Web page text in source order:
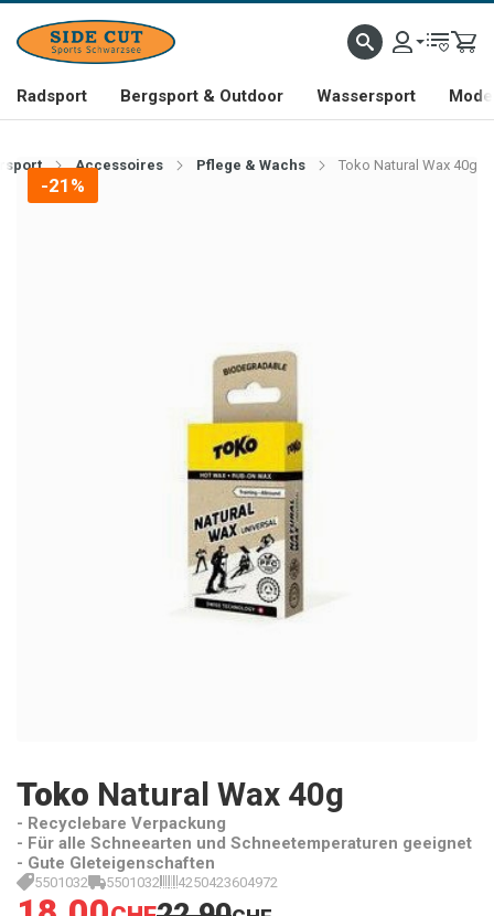
Radsport Bergsport & Outdoor Wassersport
Accessoires Pflege & Wachs Toko Natural Wax 40g
-21%
Toko Natural Wax 40g
- Recyclebare Verpackung
- Für alle Schneearten und Schneetemperaturen geeignet
- Gute Gleteigenschaften
5501032 5501032 4250423604972